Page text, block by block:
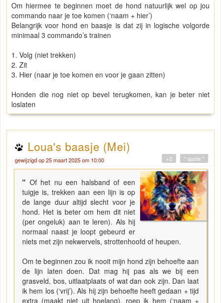
Om hiermee te beginnen moet de hond natuurlijk wel op jou
commando naar je toe komen (‘naam + hier’)
Belangrijk voor hond en baasje is dat zij in logische volgorde
minimaal 3 commando’s trainen
1. Volg (niet trekken)
2. Zit
3. Hier (naar je toe komen en voor je gaan zitten)
Honden die nog niet op bevel terugkomen, kan je beter niet
loslaten
Loua's baasje (Mei)
gewijzigd op 25 maart 2025 om 10:00 " quote "
+2
" Of het nu een halsband of een
tuigje is, trekken aan een lijn is op
de lange duur altijd slecht voor je
hond. Het is beter om hem dit niet
(per ongeluk) aan te leren). Als hij
normaal naast je loopt gebeurd er
niets met zijn nekwervels, strottenhoofd of heupen.
Om te beginnen zou ik nooit mijn hond zijn behoefte aan
de lijn laten doen. Dat mag hij pas als we bij een
grasveld, bos, uitlaatplaats of wat dan ook zijn. Dan laat
ik hem los (‘vrij’). Als hij zijn behoefte heeft gedaan + tijd
extra (maakt niet uit hoelang), roep ik hem (‘naam +